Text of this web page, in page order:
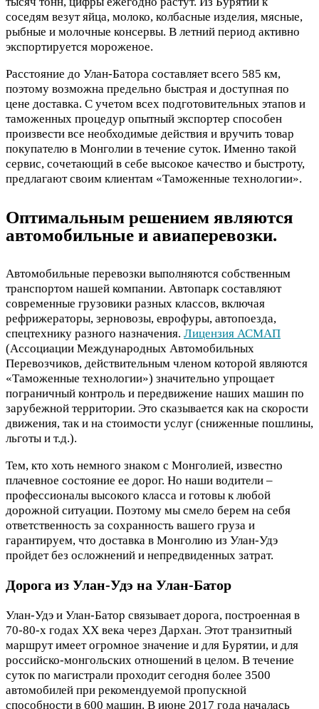
соседям везут яйца, молоко, колбасные изделия, мясные,
рыбные и молочные консервы. В летний период активно
экспортируется мороженое.
Расстояние до Улан-Батора составляет всего 585 км,
поэтому возможна предельно быстрая и доступная по
цене доставка. С учетом всех подготовительных этапов и
таможенных процедур опытный экспортер способен
произвести все необходимые действия и вручить товар
покупателю в Монголии в течение суток. Именно такой
сервис, сочетающий в себе высокое качество и быстроту,
предлагают своим клиентам «Таможенные технологии».
Оптимальным решением являются
автомобильные и авиаперевозки.
Автомобильные перевозки выполняются собственным
транспортом нашей компании. Автопарк составляют
современные грузовики разных классов, включая
рефрижераторы, зерновозы, еврофуры, автопоезда,
спецтехнику разного назначения. Лицензия АСМАП
(Ассоциации Международных Автомобильных
Перевозчиков, действительным членом которой являются
«Таможенные технологии») значительно упрощает
пограничный контроль и передвижение наших машин по
зарубежной территории. Это сказывается как на скорости
движения, так и на стоимости услуг (сниженные пошлины,
льготы и т.д.).
Тем, кто хоть немного знаком с Монголией, известно
плачевное состояние ее дорог. Но наши водители –
профессионалы высокого класса и готовы к любой
дорожной ситуации. Поэтому мы смело берем на себя
ответственность за сохранность вашего груза и
гарантируем, что доставка в Монголию из Улан-Удэ
пройдет без осложнений и непредвиденных затрат.
Дорога из Улан-Удэ на Улан-Батор
Улан-Удэ и Улан-Батор связывает дорога, построенная в
70-80-х годах ХХ века через Дархан. Этот транзитный
маршрут имеет огромное значение и для Бурятии, и для
российско-монгольских отношений в целом. В течение
суток по магистрали проходит сегодня более 3500
автомобилей при рекомендуемой пропускной
способности в 600 машин. В июне 2017 года началась